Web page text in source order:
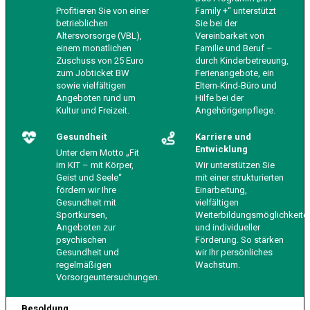
Profitieren Sie von einer
betrieblichen
Altersvorsorge (VBL),
einem monatlichen
Zuschuss von 25 Euro
zum Jobticket BW
sowie vielfältigen
Angeboten rund um
Kultur und Freizeit.
Family +“ unterstützt
Sie bei der
Vereinbarkeit von
Familie und Beruf –
durch Kinderbetreuung,
Ferienangebote, ein
Eltern-Kind-Büro und
Hilfe bei der
Angehörigenpflege.
Gesundheit
Unter dem Motto „Fit
im KIT – mit Körper,
Geist und Seele“
fördern wir Ihre
Gesundheit mit
Sportkursen,
Angeboten zur
psychischen
Gesundheit und
regelmäßigen
Vorsorgeuntersuchungen.
Karriere und
Entwicklung
Wir unterstützen Sie
mit einer strukturierten
Einarbeitung,
vielfältigen
und individueller
Förderung. So stärken
wir Ihr persönliches
Wachstum.